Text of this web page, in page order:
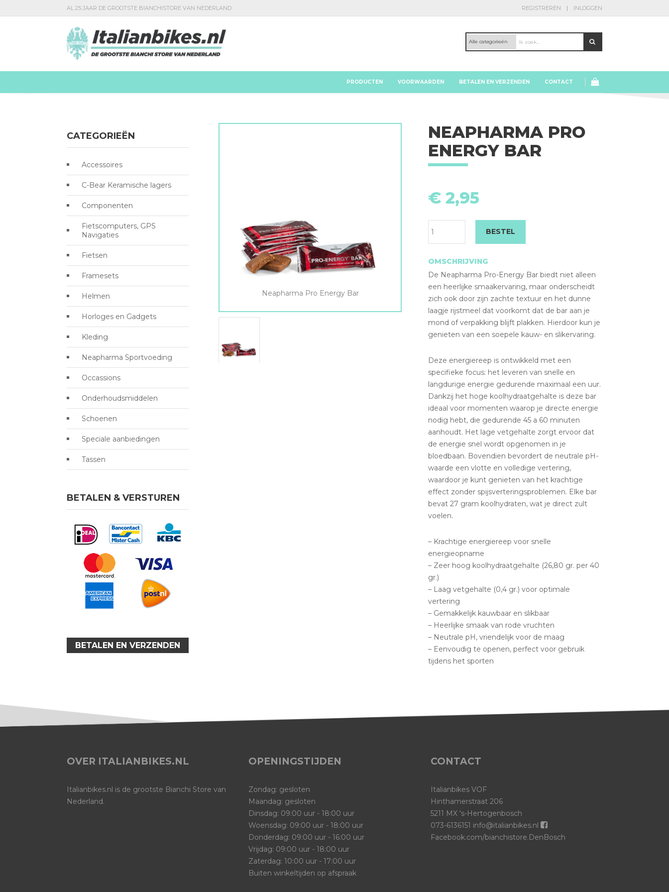
AL 25 JAAR DE GROOTSTE BIANCHISTORE VAN NEDERLAND REGISTREREN INLOGGEN
PRODUCTEN VOORWAARDEN BETALEN EN VERZENDEN CONTACT
Neapharma Pro Energy Bar
NEAPHARMA PRO
ENERGY BAR
€ 2,95
BESTEL
OMSCHRIJVING
De Neapharma Pro-Energy Bar biedt niet alleen
een heerlijke smaakervaring, maar onderscheidt
zich ook door zijn zachte textuur en het dunne
laagje rijstmeel dat voorkomt dat de bar aan je
mond of verpakking blijft plakken. Hierdoor kun je
genieten van een soepele kauw- en slikervaring.
Deze energiereep is ontwikkeld met een
specifieke focus: het leveren van snelle en
langdurige energie gedurende maximaal een uur.
Dankzij het hoge koolhydraatgehalte is deze bar
ideaal voor momenten waarop je directe energie
nodig hebt, die gedurende 45 a 60 minuten
aanhoudt. Het lage vetgehalte zorgt ervoor dat
de energie snel wordt opgenomen in je
bloedbaan. Bovendien bevordert de neutrale pH-
waarde een vlotte en volledige vertering,
waardoor je kunt genieten van het krachtige
effect zonder spijsverteringsproblemen. Elke bar
bevat 27 gram koolhydraten, wat je direct zult
voelen.
– Krachtige energiereep voor snelle
energieopname
– Zeer hoog koolhydraatgehalte (26,80 gr. per 40
gr.)
– Laag vetgehalte (0,4 gr.) voor optimale
vertering
– Gemakkelijk kauwbaar en slikbaar
– Heerlijke smaak van rode vruchten
– Neutrale pH, vriendelijk voor de maag
– Eenvoudig te openen, perfect voor gebruik
tijdens het sporten
CATEGORIEËN
Accessoires
C-Bear Keramische lagers
Componenten
Fietscomputers, GPS
Navigaties
Fietsen
Framesets
Helmen
Horloges en Gadgets
Kleding
Neapharma Sportvoeding
Occassions
Onderhoudsmiddelen
Schoenen
Speciale aanbiedingen
Tassen
BETALEN & VERSTUREN
BETALEN EN VERZENDEN
OVER ITALIANBIKES.NL
Italianbikes.nl is de grootste Bianchi Store van
Nederland.
OPENINGSTIJDEN
Zondag: gesloten
Maandag: gesloten
Dinsdag: 09:00 uur - 18:00 uur
Woensdag: 09:00 uur - 18:00 uur
Donderdag: 09:00 uur - 16:00 uur
Vrijdag: 09:00 uur - 18:00 uur
Zaterdag: 10:00 uur - 17:00 uur
Buiten winkeltijden op afspraak
CONTACT
Italianbikes VOF
Hinthamerstraat 206
5211 MX 's-Hertogenbosch
073-6136151 info@italianbikes.nl
Facebook.com/bianchistore.DenBosch